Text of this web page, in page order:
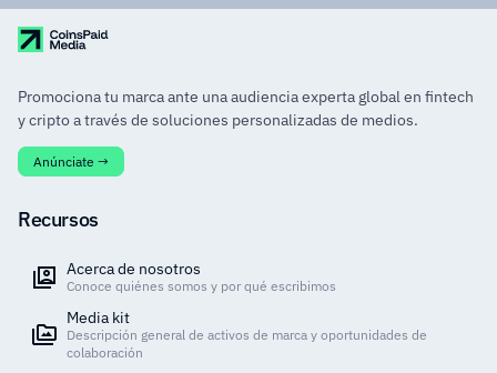
Promociona tu marca ante una audiencia experta global en fintech
y cripto a través de soluciones personalizadas de medios.
Anúnciate →
Recursos
Acerca de nosotros
Conoce quiénes somos y por qué escribimos
Media kit
Descripción general de activos de marca y oportunidades de
colaboración